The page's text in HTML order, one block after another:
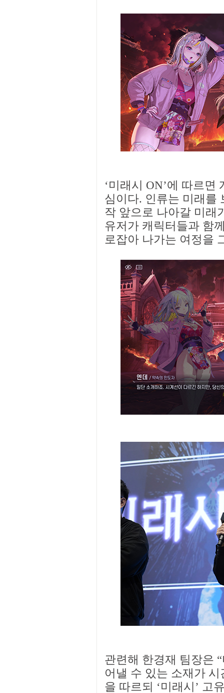
‘미래시 ON’에 따르
심이다. 인류는 미래를
작 앞으로 나아갈 미래
유저가 캐릭터들과 함
로잡아 나가는 여정을
관련해 한경재 팀장은
어낼 수 있는 소재가 시
을 따르되 ‘미래시’ 고